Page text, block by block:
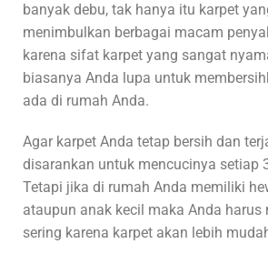
banyak debu, tak hanya itu karpet
menimbulkan berbagai macam
karena sifat karpet yang sangat
biasanya Anda lupa untuk
ada di rumah Anda.
Agar karpet Anda tetap bersih dan
disarankan untuk mencucinya setiap
Tetapi jika di rumah Anda memiliki
ataupun anak kecil maka Anda harus
sering karena karpet akan lebih